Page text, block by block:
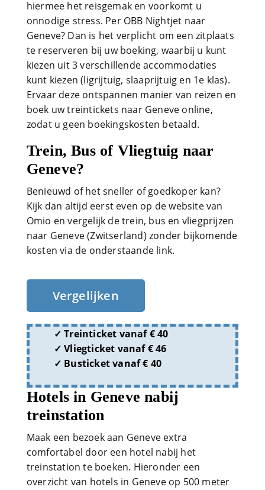
hiermee het reisgemak en voorkomt u
onnodige stress. Per OBB Nightjet naar
Geneve? Dan is het verplicht om een zitplaats
te reserveren bij uw boeking, waarbij u kunt
kiezen uit 3 verschillende accommodaties
kunt kiezen (ligrijtuig, slaaprijtuig en 1e klas).
Ervaar deze ontspannen manier van reizen en
boek uw treintickets naar Geneve online,
zodat u geen boekingskosten betaald.
Trein, Bus of Vliegtuig naar
Geneve?
Benieuwd of het sneller of goedkoper kan?
Kijk dan altijd eerst even op de website van
Omio en vergelijk de trein, bus en vliegprijzen
naar Geneve (Zwitserland) zonder bijkomende
kosten via de onderstaande link.
Vergelijken
Treinticket vanaf € 40
Vliegticket vanaf € 46
Busticket vanaf € 40
Hotels in Geneve nabij
treinstation
Maak een bezoek aan Geneve extra
comfortabel door een hotel nabij het
treinstation te boeken. Hieronder een
overzicht van hotels in Geneve op 500 meter